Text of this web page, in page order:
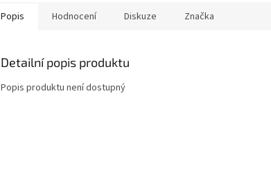
Popis Hodnocení Diskuze Značka
Detailní popis produktu
Popis produktu není dostupný